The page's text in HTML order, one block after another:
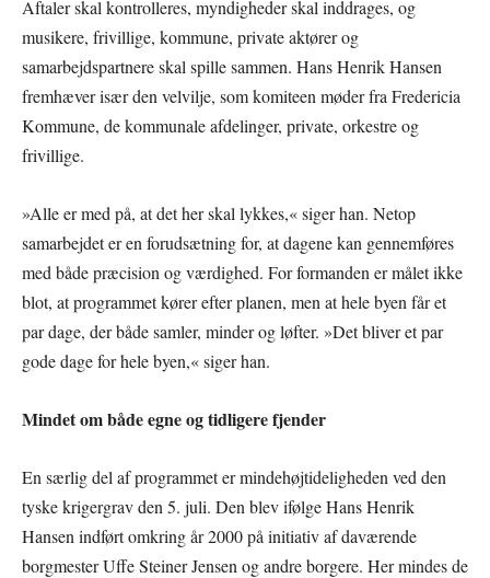
Aftaler skal kontrolleres, myndigheder skal inddrages, og
musikere, frivillige, kommune, private aktører og
samarbejdspartnere skal spille sammen. Hans Henrik Hansen
fremhæver især den velvilje, som komiteen møder fra Fredericia
Kommune, de kommunale afdelinger, private, orkestre og
frivillige.
»Alle er med på, at det her skal lykkes,« siger han. Netop
samarbejdet er en forudsætning for, at dagene kan gennemføres
med både præcision og værdighed. For formanden er målet ikke
blot, at programmet kører efter planen, men at hele byen får et
par dage, der både samler, minder og løfter. »Det bliver et par
gode dage for hele byen,« siger han.
Mindet om både egne og tidligere fjender
En særlig del af programmet er mindehøjtideligheden ved den
tyske krigergrav den 5. juli. Den blev ifølge Hans Henrik
Hansen indført omkring år 2000 på initiativ af daværende
borgmester Uffe Steiner Jensen og andre borgere. Her mindes de